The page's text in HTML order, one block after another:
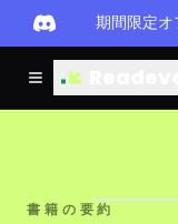
期間限定オ
書籍の要約